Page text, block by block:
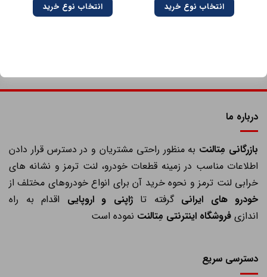
انتخاب نوع خرید
انتخاب نوع خرید
درباره ما
بازرگانی مِتالنتبه منظور راحتی مشتریان و در دسترس قرار دادن
اطلاعات مناسب در زمینه قطعات خودرو، لنت ترمز و نشانه های
خرابی لنت ترمز و نحوه خرید آن برای انواع خودروهای مختلف از
خودرو های ایرانیگرفته تاژاپنی و اروپاییاقدام به راه
اندازیفروشگاه اینترنتی مِتالنتنموده است
دسترسی سریع